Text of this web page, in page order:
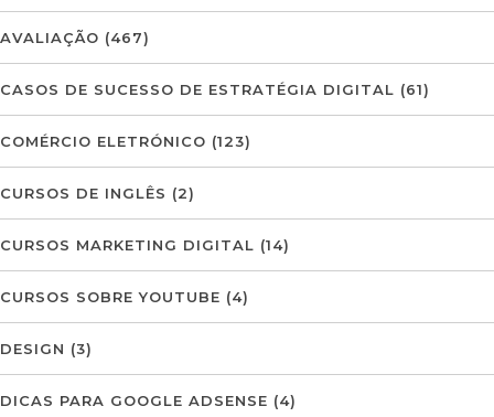
AVALIAÇÃO (467)
CASOS DE SUCESSO DE ESTRATÉGIA DIGITAL (61)
COMÉRCIO ELETRÓNICO (123)
CURSOS DE INGLÊS (2)
CURSOS MARKETING DIGITAL (14)
CURSOS SOBRE YOUTUBE (4)
DESIGN (3)
DICAS PARA GOOGLE ADSENSE (4)